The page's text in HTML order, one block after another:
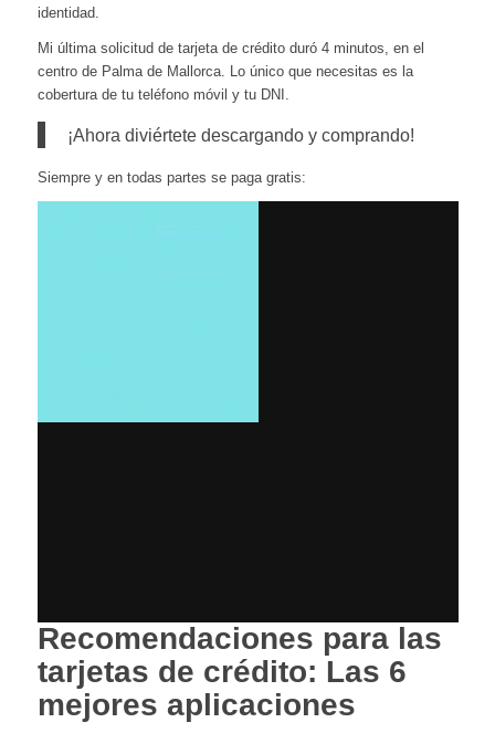
identidad.
Mi última solicitud de tarjeta de crédito duró 4 minutos, en el
centro de Palma de Mallorca. Lo único que necesitas es la
cobertura de tu teléfono móvil y tu DNI.
¡Ahora diviértete descargando y comprando!
Siempre y en todas partes se paga gratis:
Recomendaciones para las
tarjetas de crédito: Las 6
mejores aplicaciones